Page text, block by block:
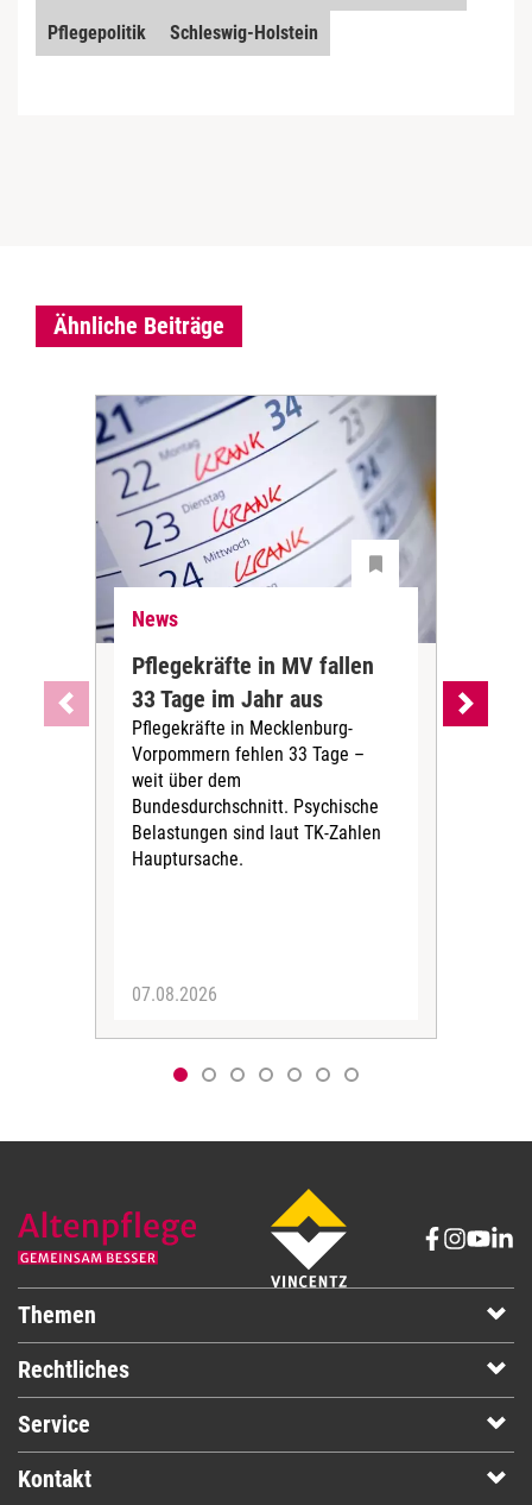
Pflegepolitik
Schleswig-Holstein
Ähnliche Beiträge
News
Pflegekräfte in MV fallen
33 Tage im Jahr aus
Pflegekräfte in Mecklenburg-
Vorpommern fehlen 33 Tage –
weit über dem
Bundesdurchschnitt. Psychische
Belastungen sind laut TK-Zahlen
Hauptursache.
07.08.2026
Themen
Rechtliches
Service
Kontakt